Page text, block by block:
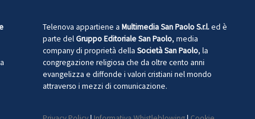
Telenova appartiene a Multimedia San Paolo S.r.l.ed è
parte delGruppo Editoriale San Paolo, media
company di proprietà della Società San Paolo, la
congregazione religiosa che da oltre cento anni
evangelizza e diffonde i valori cristiani nel mondo
attraverso i mezzi di comunicazione.